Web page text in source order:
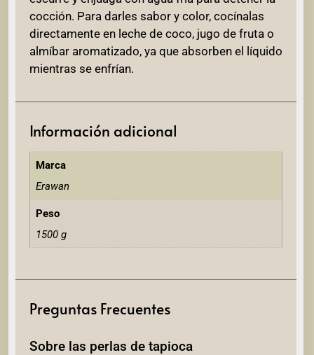
cocción. Para darles sabor y color, cocínalas
directamente en leche de coco, jugo de fruta o
almíbar aromatizado, ya que absorben el líquido
mientras se enfrían.
Información adicional
Marca
Erawan
Peso
1500 g
Preguntas Frecuentes
Sobre las perlas de tapioca